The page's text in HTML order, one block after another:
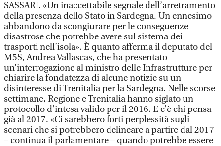
SASSARI. «Un inaccettabile segnale dell’arretramento
della presenza dello Stato in Sardegna. Un ennesimo
abbandono da scongiurare per le conseguenze
disastrose che potrebbe avere sul sistema dei
trasporti nell’isola». È quanto afferma il deputato del
M5S, Andrea Vallascas, che ha presentato
un’interrogazione al ministro delle Infrastrutture per
chiarire la fondatezza di alcune notizie su un
disinteresse di Trenitalia per la Sardegna. Nelle scorse
settimane, Regione e Trenitalia hanno siglato un
protocollo d’intesa valido per il 2016. E c’è chi pensa
già al 2017. «Ci sarebbero forti perplessità sugli
scenari che si potrebbero delineare a partire dal 2017
– continua il parlamentare – quando potrebbe essere